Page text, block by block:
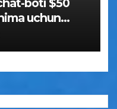
boti $50
uchun